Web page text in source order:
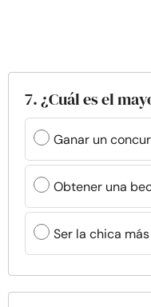
7. ¿Cuál es el
Ganar un
Obtener una
Ser la chica